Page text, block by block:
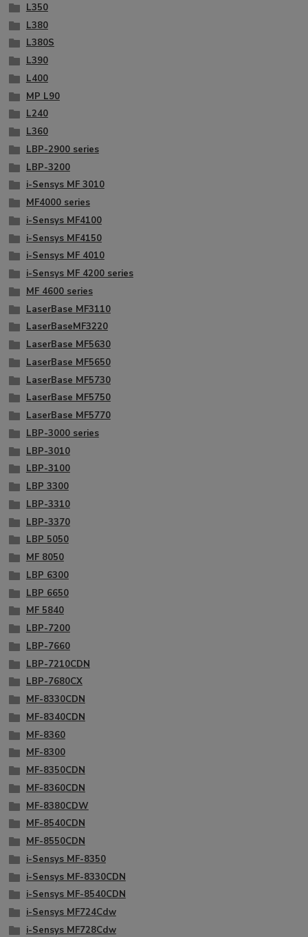
L350
L380
L380S
L390
L400
MP L90
L240
L360
LBP-2900 series
LBP-3200
i-Sensys MF 3010
MF4000 series
i-Sensys MF4100
i-Sensys MF4150
i-Sensys MF 4010
i-Sensys MF 4200 series
MF 4600 series
LaserBase MF3110
LaserBaseMF3220
LaserBase MF5630
LaserBase MF5650
LaserBase MF5730
LaserBase MF5750
LaserBase MF5770
LBP-3000 series
LBP-3010
LBP-3100
LBP 3300
LBP-3310
LBP-3370
LBP 5050
MF 8050
LBP 6300
LBP 6650
MF 5840
LBP-7200
LBP-7660
LBP-7210CDN
LBP-7680CX
MF-8330CDN
MF-8340CDN
MF-8360
MF-8300
MF-8350CDN
MF-8360CDN
MF-8380CDW
MF-8540CDN
MF-8550CDN
i-Sensys MF-8350
i-Sensys MF-8330CDN
i-Sensys MF-8540CDN
i-Sensys MF724Cdw
i-Sensys MF728Cdw